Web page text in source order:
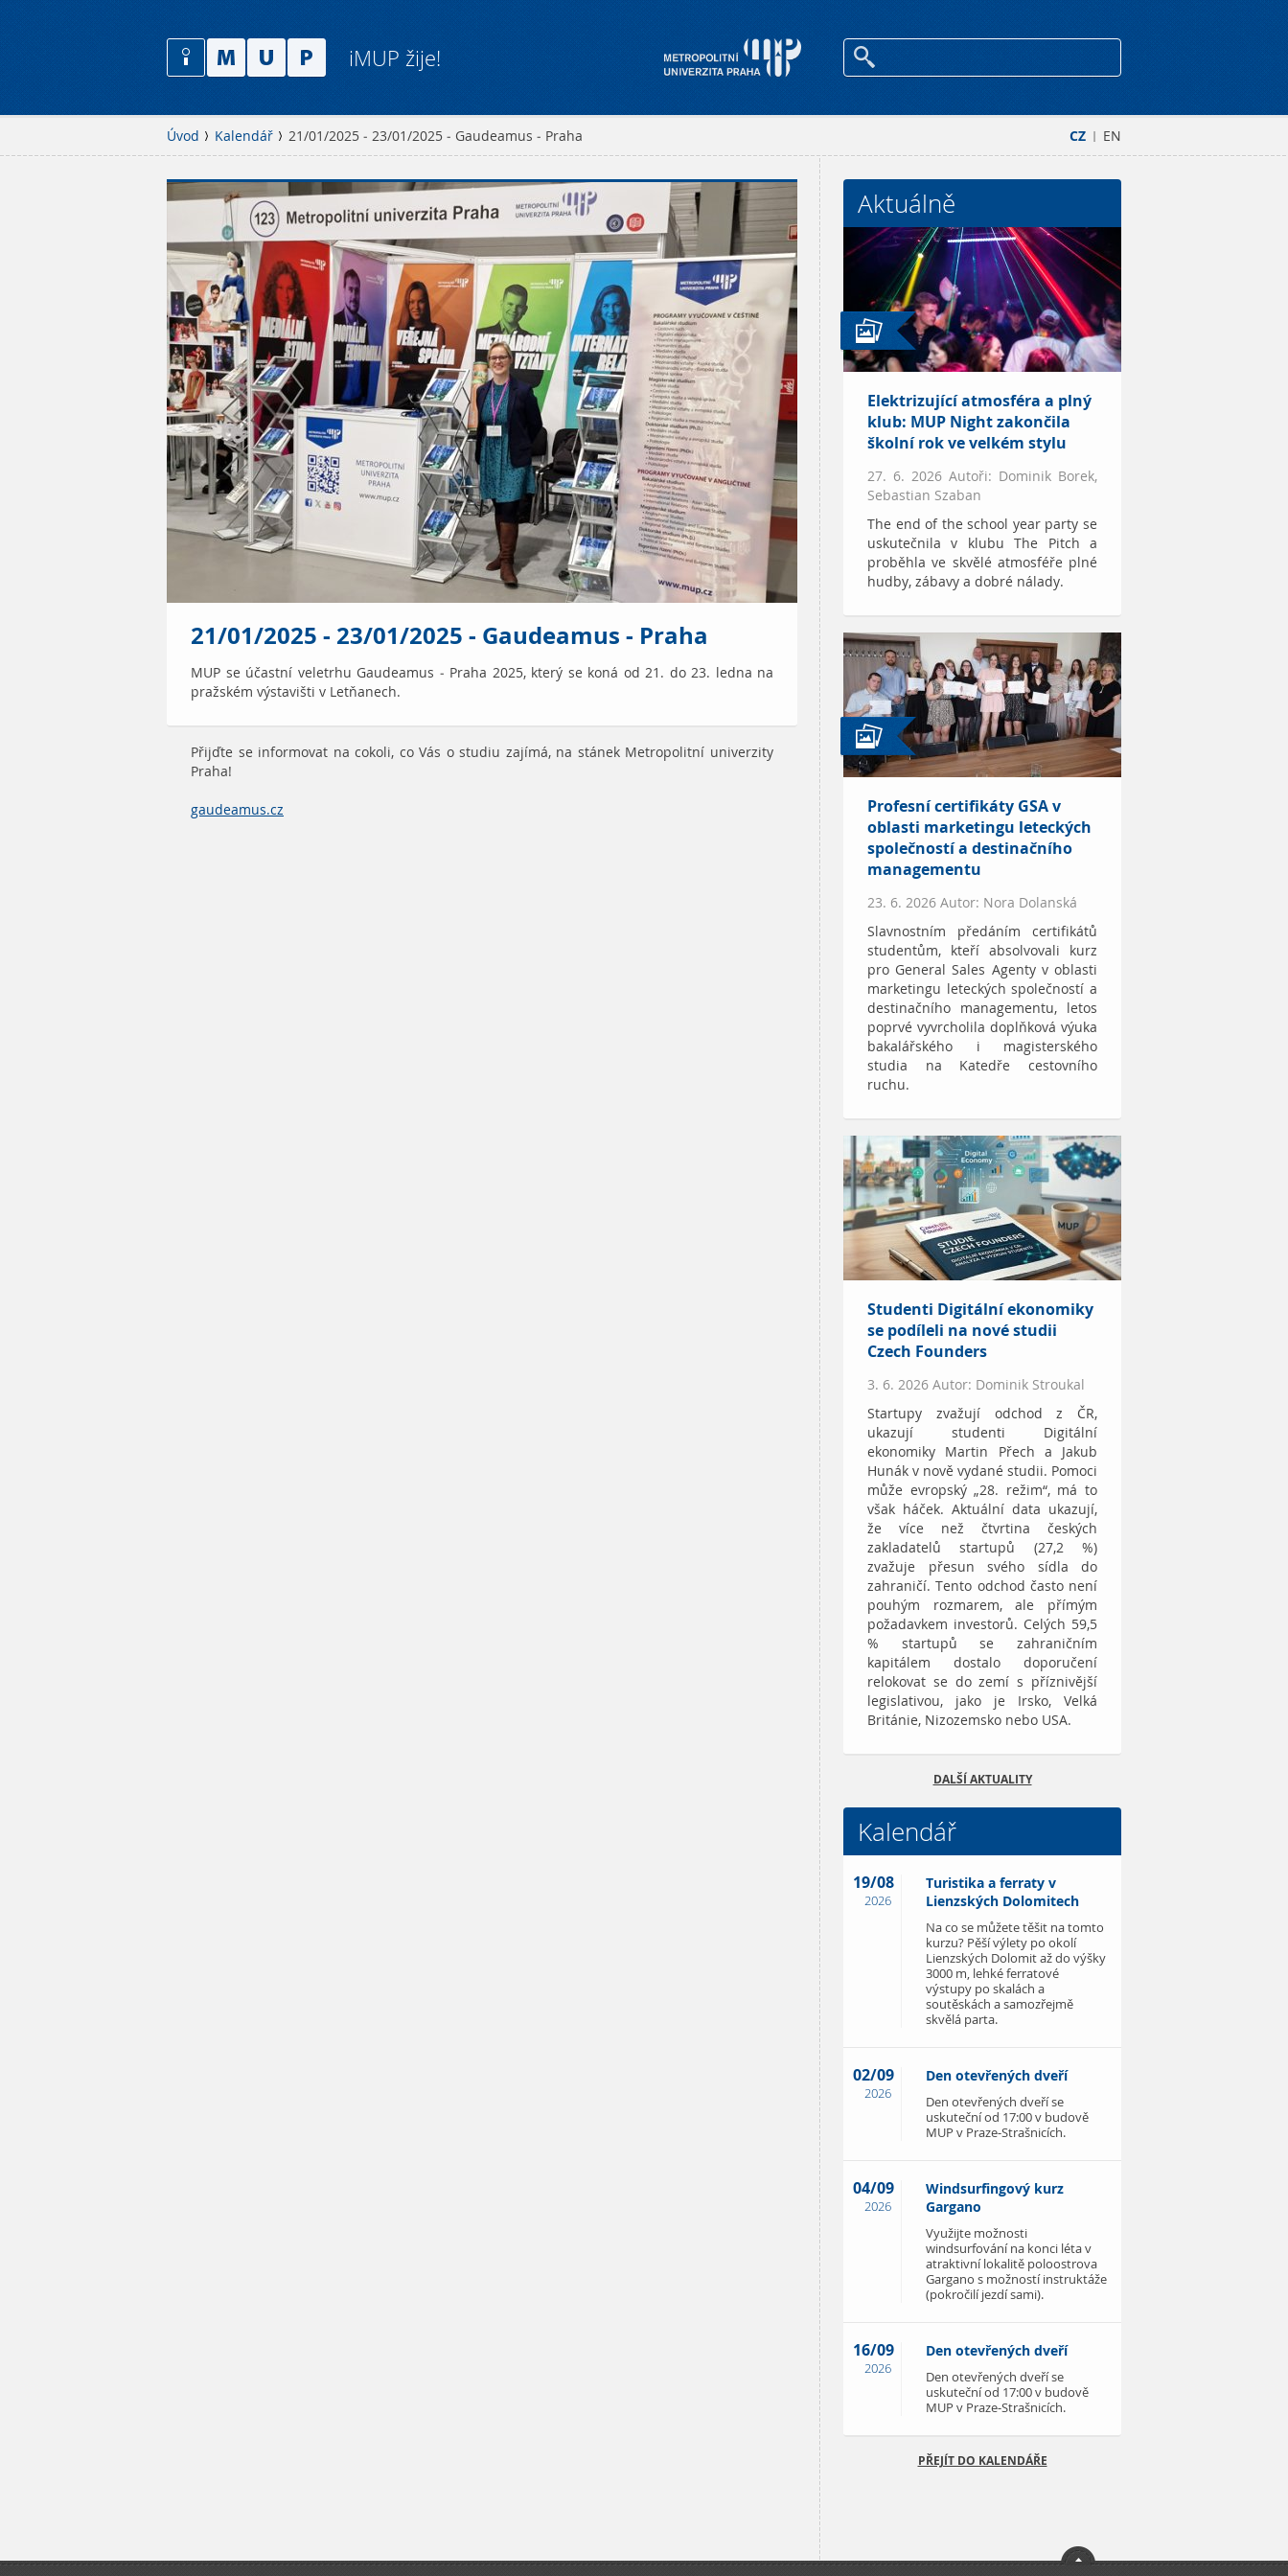
iMUP žije!
CZ | EN
Úvod Kalendář 21/01/2025 - 23/01/2025 - Gaudeamus - Praha
21/01/2025 - 23/01/2025 - Gaudeamus - Praha
MUP se účastní veletrhu Gaudeamus - Praha 2025, který se koná od 21. do 23. ledna na
pražském výstavišti v Letňanech.
Přijďte se informovat na cokoli, co Vás o studiu zajímá, na stánek Metropolitní univerzity
Praha!
gaudeamus.cz
Aktuálně
Elektrizující atmosféra a plný
klub: MUP Night zakončila
školní rok ve velkém stylu
27. 6. 2026 Autoři: Dominik Borek,
Sebastian Szaban
The end of the school year party se
uskutečnila v klubu The Pitch a
proběhla ve skvělé atmosféře plné
hudby, zábavy a dobré nálady.
Profesní certifikáty GSA v
oblasti marketingu leteckých
společností a destinačního
managementu
23. 6. 2026 Autor: Nora Dolanská
Slavnostním předáním certifikátů
studentům, kteří absolvovali kurz
pro General Sales Agenty v oblasti
marketingu leteckých společností a
destinačního managementu, letos
poprvé vyvrcholila doplňková výuka
bakalářského i magisterského
studia na Katedře cestovního
ruchu.
Studenti Digitální ekonomiky
se podíleli na nové studii
Czech Founders
3. 6. 2026 Autor: Dominik Stroukal
Startupy zvažují odchod z ČR,
ukazují studenti Digitální
ekonomiky Martin Přech a Jakub
Hunák v nově vydané studii. Pomoci
může evropský „28. režim“, má to
však háček. Aktuální data ukazují,
že více než čtvrtina českých
zakladatelů startupů (27,2 %)
zvažuje přesun svého sídla do
zahraničí. Tento odchod často není
pouhým rozmarem, ale přímým
požadavkem investorů. Celých 59,5
% startupů se zahraničním
kapitálem dostalo doporučení
relokovat se do zemí s příznivější
legislativou, jako je Irsko, Velká
Británie, Nizozemsko nebo USA.
DALŠÍ AKTUALITY
Kalendář
19/08
2026
Turistika a ferraty v
Lienzských Dolomitech
Na co se můžete těšit na tomto
kurzu? Pěší výlety po okolí
Lienzských Dolomit až do výšky
3000 m, lehké ferratové
výstupy po skalách a
soutěskách a samozřejmě
skvělá parta.
02/09
2026
Den otevřených dveří
Den otevřených dveří se
uskuteční od 17:00 v budově
MUP v Praze-Strašnicích.
04/09
2026
Windsurfingový kurz
Gargano
Využijte možnosti
windsurfování na konci léta v
atraktivní lokalitě poloostrova
Gargano s možností instruktáže
(pokročilí jezdí sami).
16/09
2026
Den otevřených dveří
Den otevřených dveří se
uskuteční od 17:00 v budově
MUP v Praze-Strašnicích.
PŘEJÍT DO KALENDÁŘE